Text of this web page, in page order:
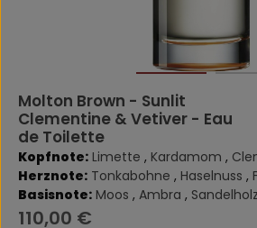
Molton Brown - Sunlit
Clementine & Vetiver - Eau
de Toilette
Kopfnote: Limette , Kardamom ,
Herznote: Tonkabohne , Haselnuss ,
Basisnote: Moos , Ambra , Sandelholz
Regulärer Preis:
110,00 €